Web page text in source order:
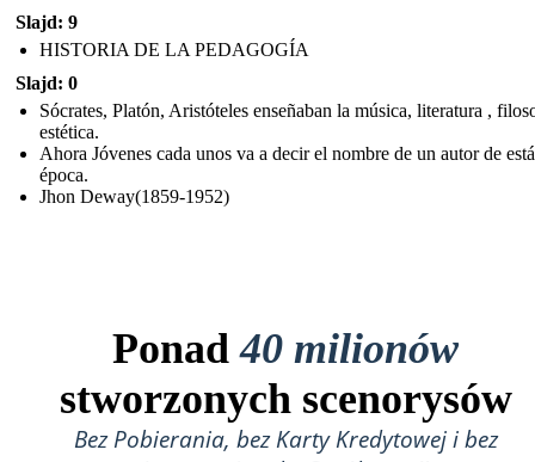
Slajd: 9
HISTORIA DE LA PEDAGOGÍA
Slajd: 0
Sócrates, Platón, Aristóteles enseñaban la música, literatura ,
estética.
Ahora Jóvenes cada unos va a decir el nombre de un autor de está
época.
Jhon Deway(1859-1952)
Ponad40 milionów
stworzonych scenorysów
Bez Pobierania, bez Karty Kredytowej i bez